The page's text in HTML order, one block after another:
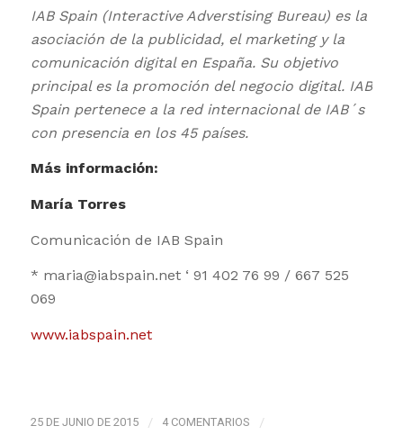
IAB Spain (Interactive Adverstising Bureau) es la
asociación de la publicidad, el marketing y la
comunicación digital en España. Su objetivo
principal es la promoción del negocio digital. IAB
Spain pertenece a la red internacional de IAB´s
con presencia en los 45 países.
Más información:
María Torres
Comunicación de IAB Spain
* maria@iabspain.net ‘ 91 402 76 99 / 667 525
069
www.iabspain.net
25 DE JUNIO DE 2015 / 4 COMENTARIOS /